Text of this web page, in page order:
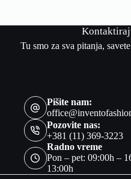
Tu smo za sva pitanja,
Pišite nam:
Pozovite nas:
+381 (11) 369-3223
Radno vreme
Pon – pet: 09:00h –
13:00h